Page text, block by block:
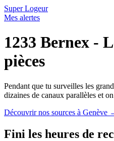
Super Logeur
Mes alertes
1233 Bernex -
pièces
Pendant que tu surveilles les
dizaines de canaux parallèles et
Découvrir nos sources à Genève
Fini les heures de